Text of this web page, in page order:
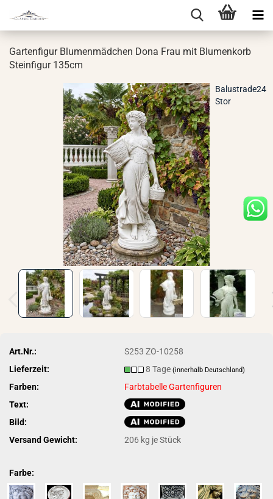
Gar­ten­fi­gur Blu­men­mäd­chen Dona Frau mit Blu­men­korb
Stein­fi­gur 135cm
Balustrade24
Stor
Art.Nr.:
S253 ZO-10258
Lieferzeit:
8 Tage(innerhalb Deutschland)
Farben:
Farbtabelle Gartenfiguren
Text:
Bild:
Versand Gewicht:
206 kg je Stück
Farbe: